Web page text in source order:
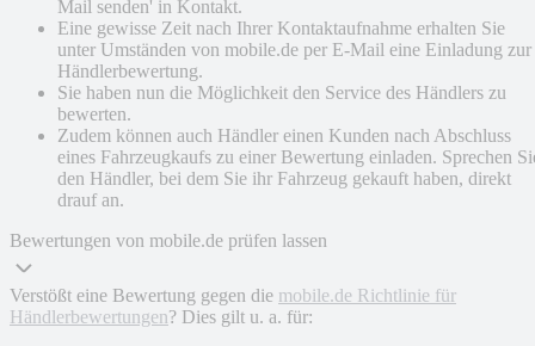
Mail senden' in Kontakt.
Eine gewisse Zeit nach Ihrer Kontaktaufnahme erhalten Sie
unter Umständen von mobile.de per E-Mail eine Einladung zur
Händlerbewertung.
Sie haben nun die Möglichkeit den Service des Händlers zu
bewerten.
Zudem können auch Händler einen Kunden nach Abschluss
eines Fahrzeugkaufs zu einer Bewertung einladen. Sprechen
den Händler, bei dem Sie ihr Fahrzeug gekauft haben, direkt
drauf an.
Bewertungen von mobile.de prüfen lassen
Verstößt eine Bewertung gegen die mobile.de Richtlinie für
Händlerbewertungen? Dies gilt u. a. für: